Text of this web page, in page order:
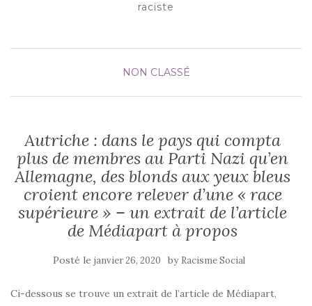
raciste
NON CLASSÉ
Autriche : dans le pays qui compta
plus de membres au Parti Nazi qu’en
Allemagne, des blonds aux yeux bleus
croient encore relever d’une « race
supérieure » – un extrait de l’article
de Médiapart à propos
Posté le janvier 26, 2020 by Racisme Social
Ci-dessous se trouve un extrait de l’article de Médiapart,